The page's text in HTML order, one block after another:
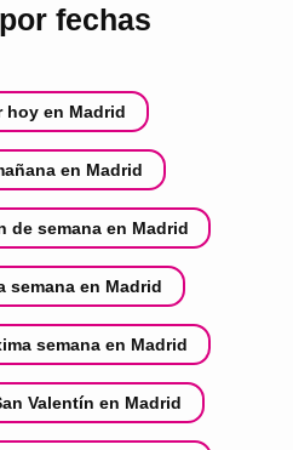
fechas
hoy en Madrid
en Madrid
de semana en Madrid
semana en Madrid
semana en Madrid
Valentín en Madrid